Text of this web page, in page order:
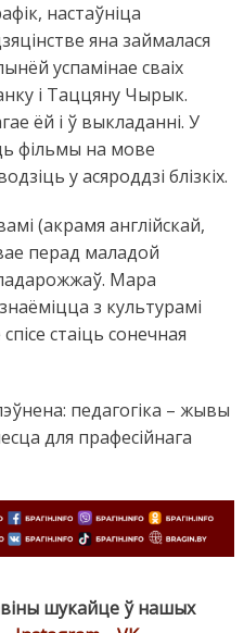
настаўніца
яна займалася
успамінае сваіх
і Таццяну Чырык.
ёй і ў выкладанні. У
фільмы на мове
у асяроддзі блізкіх.
(акрамя англійскай,
перад маладой
падарожжаў. Мара
з культурамі
стаіць сонечная
педагогіка – жывы
для прафесійнага
шукайце ў нашых